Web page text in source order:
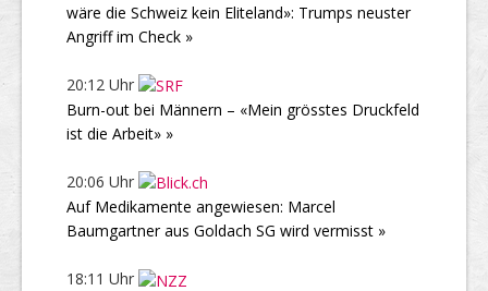
wäre die Schweiz kein Eliteland»: Trumps neuster
Angriff im Check »
20:12 Uhr
Burn-out bei Männern – «Mein grösstes Druckfeld
ist die Arbeit» »
20:06 Uhr
Auf Medikamente angewiesen: Marcel
Baumgartner aus Goldach SG wird vermisst »
18:11 Uhr